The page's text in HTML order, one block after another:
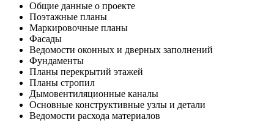
Общие данные о проекте
Поэтажные планы
Маркировочные планы
Фасады
Ведомости оконных и дверных заполнений
Фундаменты
Планы перекрытий этажей
Планы стропил
Дымовентиляционные каналы
Основные конструктивные узлы и детали
Ведомости расхода материалов